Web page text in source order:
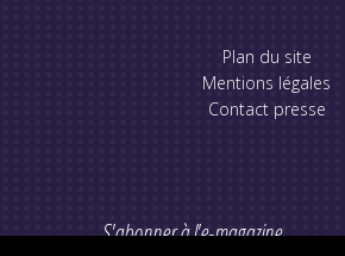
Plan du site
Mentions légales
Contact presse
S'abonner à l'e-magazine